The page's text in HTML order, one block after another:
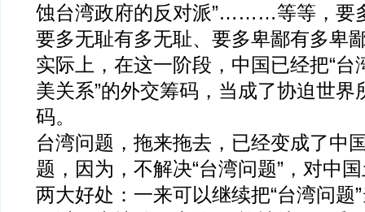
蚀台湾政府的反对派”………等等，要
要多无耻有多无耻、要多卑鄙有多卑
实际上，在这一阶段，中国已经把“台
美关系”的外交筹码，当成了协迫世界
码。
台湾问题，拖来拖去，已经变成了中
题，因为，不解决“台湾问题”，对中
两大好处：一来可以继续把“台湾问题